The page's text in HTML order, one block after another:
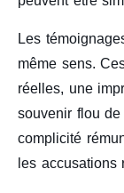
Les
même sens.
réelles, une
souvenir flou
complicité
les accusations